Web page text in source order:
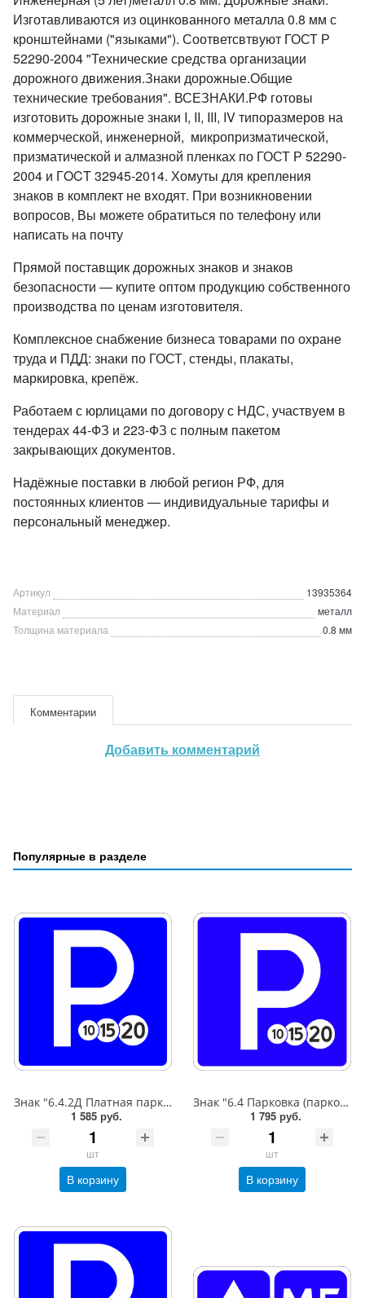
Изготавливаются из оцинкованного металла 0.8 мм с
кронштейнами ("языками"). Соответсвтвуют ГОСТ Р
52290-2004 "Технические средства организации
дорожного движения.Знаки дорожные.Общие
технические требования". ВСЕЗНАКИ.РФ готовы
изготовить дорожные знаки I, II, III, IV типоразмеров на
коммерческой, инженерной, микропризматической,
призматической и алмазной пленках по ГОСТ Р 52290-
2004 и ГOCT 32945-2014. Хомуты для крепления
знаков в комплект не входят. При возникновении
вопросов, Вы можете обратиться по телефону или
написать на почту
Прямой поставщик дорожных знаков и знаков
безопасности — купите оптом продукцию собственного
производства по ценам изготовителя.
Комплексное снабжение бизнеса товарами по охране
труда и ПДД: знаки по ГОСТ, стенды, плакаты,
маркировка, крепёж.
Работаем с юрлицами по договору с НДС, участвуем в
тендерах 44-ФЗ и 223-ФЗ с полным пакетом
закрывающих документов.
Надёжные поставки в любой регион РФ, для
постоянных клиентов — индивидуальные тарифы и
персональный менеджер.
Артикул
13935364
Материал
металл
Толщина материала
0.8 мм
Комментарии
Добавить комментарий
Популярные в разделе
Знак "6.4.2Д Платная парковка для автотранспорта»,B=600,Тип А Коммерческая (3 года),металл 0.8 мм
1 585 руб.
шт
В корзину
Знак "6.4 Парковка (парковочное место)",B=600,Тип А (1б) Микропризм. (7-9 лет)металл 0.8 мм
1 795 руб.
шт
В корзину